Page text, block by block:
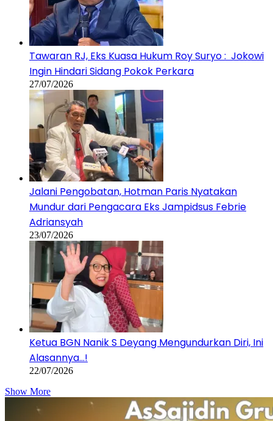
Jalani Pengobatan, Hotman Paris Nyatakan
Mundur dari Pengacara Eks Jampidsus Febrie
Adriansyah
23/07/2026
Ketua BGN Nanik S Deyang Mengundurkan Diri, Ini
Alasannya…!
22/07/2026
Show More